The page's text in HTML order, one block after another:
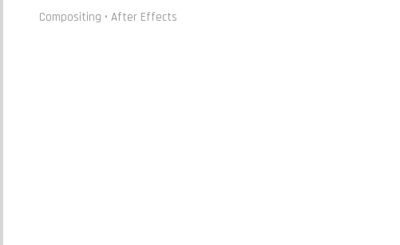
Compositing • After Effects